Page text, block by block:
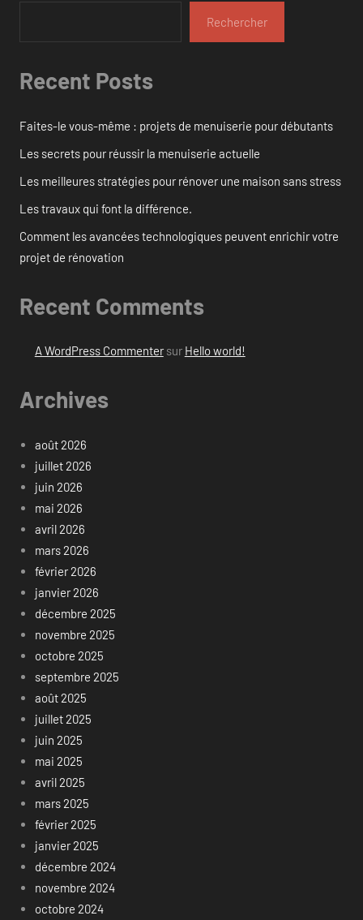
Rechercher
Recent Posts
Faites-le vous-même : projets de menuiserie pour débutants
Les secrets pour réussir la menuiserie actuelle
Les meilleures stratégies pour rénover une maison sans stress
Les travaux qui font la différence.
Comment les avancées technologiques peuvent enrichir votre
projet de rénovation
Recent Comments
A WordPress Commentersur Hello world!
Archives
août 2026
juillet 2026
juin 2026
mai 2026
avril 2026
mars 2026
février 2026
janvier 2026
décembre 2025
novembre 2025
octobre 2025
septembre 2025
août 2025
juillet 2025
juin 2025
mai 2025
avril 2025
mars 2025
février 2025
janvier 2025
décembre 2024
novembre 2024
octobre 2024